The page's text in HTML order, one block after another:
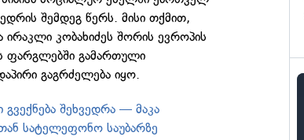
შემდეგ წერს. მისი თქმით,
კობახიძეს შორის ევროპის
ფარგლებში გამართული
გაგრძელება იყო.
შეხვედრა — მაკა
სატელეფონო საუბარზე